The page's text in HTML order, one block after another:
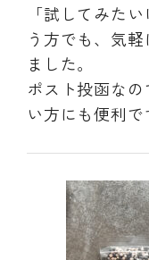
「試してみた
う方でも、気
ました。
ポスト投函な
い方にも便利で